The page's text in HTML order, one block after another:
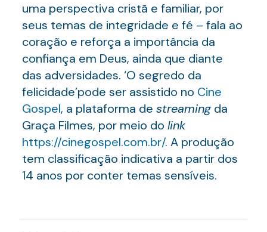
uma perspectiva cristã e familiar, por
seus temas de integridade e fé – fala ao
coração e reforça a importância da
confiança em Deus, ainda que diante
das adversidades. ‘O segredo da
felicidade’pode ser assistido no Cine
Gospel, a plataforma de streamingda
Graça Filmes, por meio do link
https://cinegospel.com.br/. A produção
tem classificação indicativa a partir dos
14 anos por conter temas sensíveis.